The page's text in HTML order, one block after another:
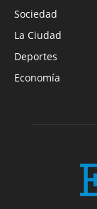
Sociedad
La Ciudad
Deportes
Economía